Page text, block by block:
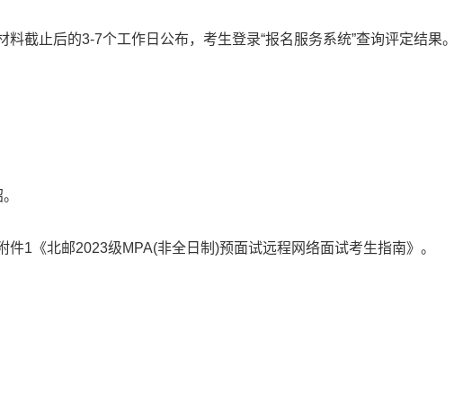
截止后的3-7个工作日公布，考生登录“报名服务系统”查询评定结果。
1《北邮2023级MPA(非全日制)预面试远程网络面试考生指南》。